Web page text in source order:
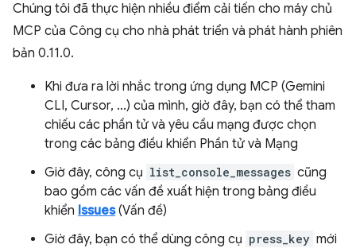
Chúng tôi đã thực hiện nhiều điểm cải tiến cho máy chủ
MCP của Công cụ cho nhà phát triển và phát hành phiên
bản 0.11.0.
Khi đưa ra lời nhắc trong ứng dụng MCP (Gemini
CLI, Cursor, ...) của mình, giờ đây, bạn có thể tham
chiếu các phần tử và yêu cầu mạng được chọn
trong các bảng điều khiển Phần tử và Mạng
Giờ đây, công cụ list_console_messages cũng
bao gồm các vấn đề xuất hiện trong bảng điều
khiển Issues(Vấn đề)
Giờ đây, bạn có thể dùng công cụ press_key mới